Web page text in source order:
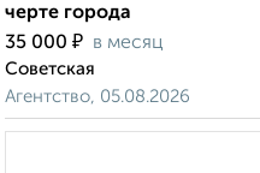
черте города
35 000 ₽ в месяц
Советская
Агентство, 05.08.2026